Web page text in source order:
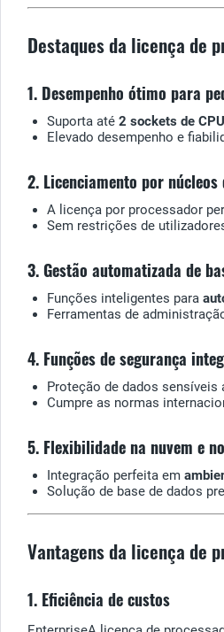
Destaques da licença de
1. Desempenho ótimo para
Suporta até 2 sockets de CPU
Elevado desempenho e
2. Licenciamento por núcleos
A licença por processador
Sem restrições de
3. Gestão automatizada de
Funções inteligentes para
Ferramentas de
4. Funções de segurança
Proteção de dados sensíveis
Cumpre as normas
5. Flexibilidade na nuvem e
Integração perfeita em
Solução de base de dados
Vantagens da licença de
1. Eficiência de custos